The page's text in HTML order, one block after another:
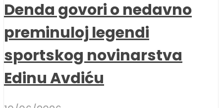
Denda govori o nedavno
preminuloj legendi
sportskog novinarstva
Edinu Avdiću